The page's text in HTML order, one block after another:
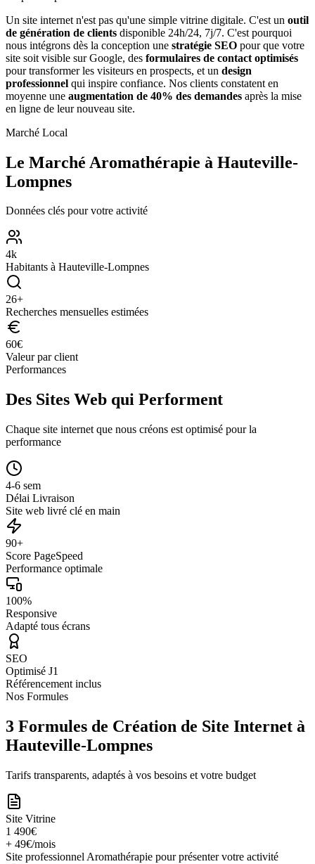
Un site internet n'est pas qu'une simple vitrine digitale. C'est un outil
de génération de clients disponible 24h/24, 7j/7. C'est pourquoi
nous intégrons dès la conception une stratégie SEO pour que votre
site soit visible sur Google, des formulaires de contact optimisés
pour transformer les visiteurs en prospects, et un design
professionnel qui inspire confiance. Nos clients constatent en
moyenne une augmentation de 40% des demandes après la mise
en ligne de leur nouveau site.
Marché Local
Le Marché Aromathérapie à Hauteville-
Lompnes
Données clés pour votre activité
4k
Habitants à Hauteville-Lompnes
26+
Recherches mensuelles estimées
60€
Valeur par client
Performances
Des Sites Web qui Performent
Chaque site internet que nous créons est optimisé pour la
performance
4-6 sem
Délai Livraison
Site web livré clé en main
90+
Score PageSpeed
Performance optimale
100%
Responsive
Adapté tous écrans
SEO
Optimisé J1
Référencement inclus
Nos Formules
3 Formules de Création de Site Internet à
Hauteville-Lompnes
Tarifs transparents, adaptés à vos besoins et votre budget
Site Vitrine
1 490€
+ 49€/mois
Site professionnel Aromathérapie pour présenter votre activité